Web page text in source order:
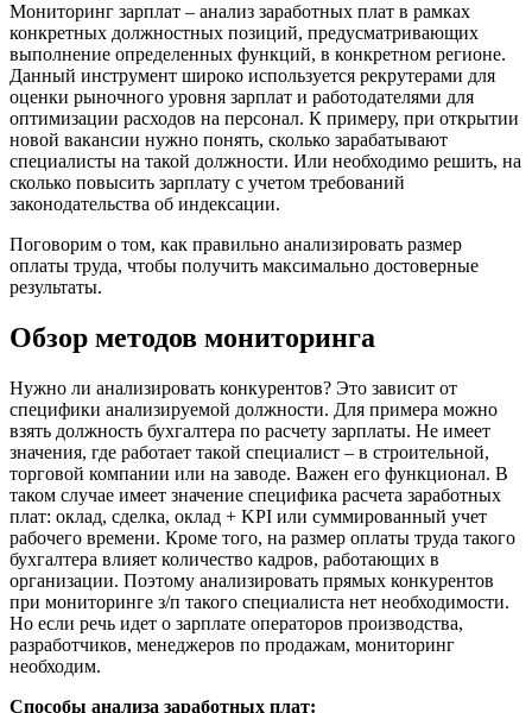
Мониторинг зарплат – анализ заработных плат в рамках
конкретных должностных позиций, предусматривающих
выполнение определенных функций, в конкретном регионе.
Данный инструмент широко используется рекрутерами для
оценки рыночного уровня зарплат и работодателями для
оптимизации расходов на персонал. К примеру, при открытии
новой вакансии нужно понять, сколько зарабатывают
специалисты на такой должности. Или необходимо решить, на
сколько повысить зарплату с учетом требований
законодательства об индексации.
Поговорим о том, как правильно анализировать размер
оплаты труда, чтобы получить максимально достоверные
результаты.
Обзор методов мониторинга
Нужно ли анализировать конкурентов? Это зависит от
специфики анализируемой должности. Для примера можно
взять должность бухгалтера по расчету зарплаты. Не имеет
значения, где работает такой специалист – в строительной,
торговой компании или на заводе. Важен его функционал. В
таком случае имеет значение специфика расчета заработных
плат: оклад, сделка, оклад + KPI или суммированный учет
рабочего времени. Кроме того, на размер оплаты труда такого
бухгалтера влияет количество кадров, работающих в
организации. Поэтому анализировать прямых конкурентов
при мониторинге з/п такого специалиста нет необходимости.
Но если речь идет о зарплате операторов производства,
разработчиков, менеджеров по продажам, мониторинг
необходим.
Способы анализа заработных плат: